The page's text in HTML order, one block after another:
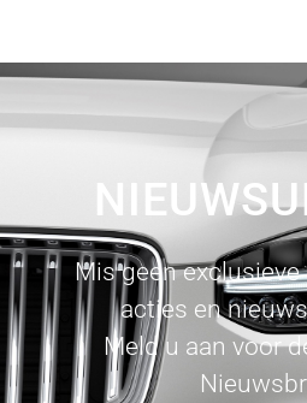
Mis geen
acties en
Meld u aan voor